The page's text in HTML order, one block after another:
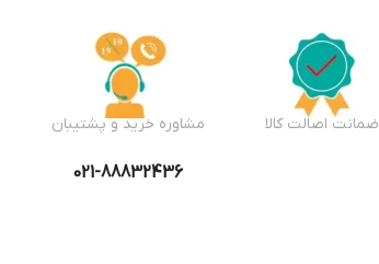
ضمانت اصالت کالا مشاوره خرید و پشتیبان
021-88832436